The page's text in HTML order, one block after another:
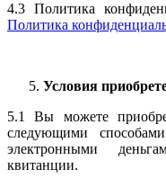
4.3 Политика
Политика
Условия
5.1 Вы можете
следующими
электронными
квитанции.